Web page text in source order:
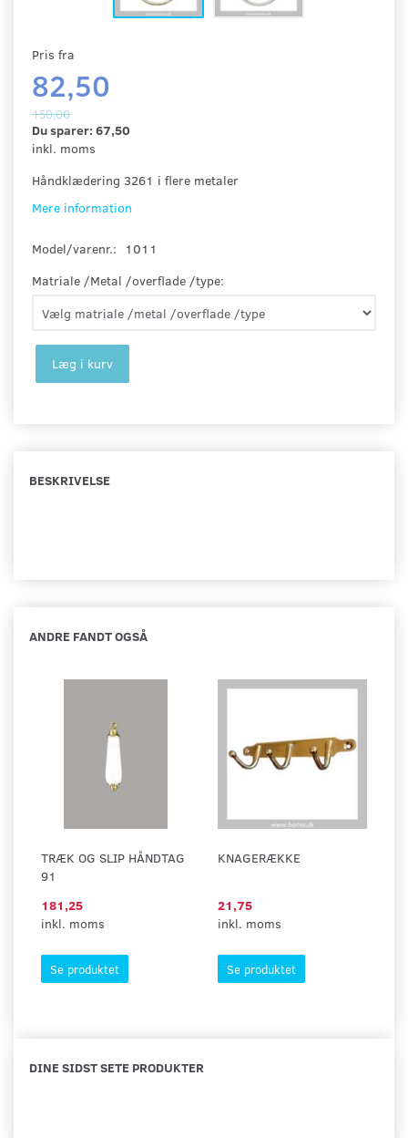
Pris fra
82,50
150,00
Du sparer: 67,50
inkl. moms
Håndklædering 3261 i flere metaler
Mere information
Model/varenr.:
1011
Matriale /Metal /overflade /type:
Læg i kurv
BESKRIVELSE
ANDRE FANDT OGSÅ
TRÆK OG SLIP HÅNDTAG
91
181,25
inkl. moms
Se produktet
KNAGERÆKKE
21,75
inkl. moms
Se produktet
DINE SIDST SETE PRODUKTER